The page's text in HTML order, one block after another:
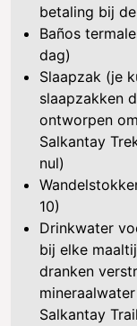
betaling bij
Baños
dag)
Slaapzak (je
slaapzakken
ontworpen
Salkantay
nul)
10)
Drinkwater
bij elke
dranken
Salkantay